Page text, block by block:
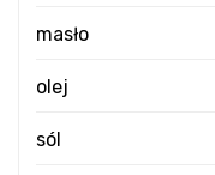
masło
olej
sól